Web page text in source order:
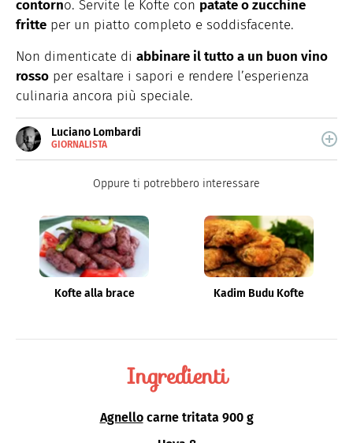
contorno. Servite le Kofte con patate o zucchine
fritte per un piatto completo e soddisfacente.
Non dimenticate di abbinare il tutto a un buon vino
rosso per esaltare i sapori e rendere l’esperienza
culinaria ancora più speciale.
Luciano Lombardi
GIORNALISTA
Giornalista professionista, oggi si occupa
Oppure ti potrebbero interessare
Kofte alla brace Kadim Budu Kofte
Ingredienti
Agnello carne tritata 900 g